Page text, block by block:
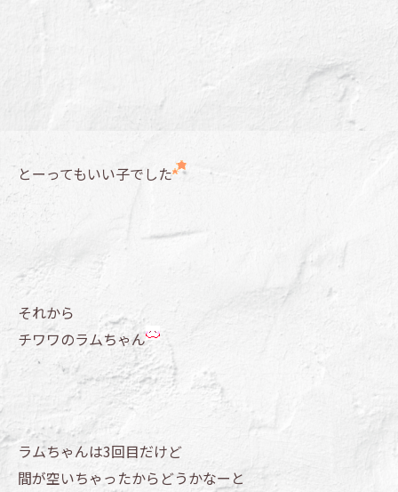
とーってもいい子でした
それから
チワワのラムちゃん
ラムちゃんは3回目だけど
間が空いちゃったからどうかなーと